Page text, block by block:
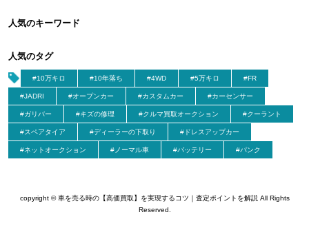
人気のキーワード
人気のタグ
#10万キロ #10年落ち #4WD #5万キロ #FR
#JADRI #オープンカー #カスタムカー #カーセンサー
#ガリバー #キズの修理 #クルマ買取オークション #クーラント
#スペアタイア #ディーラーの下取り #ドレスアップカー
#ネットオークション #ノーマル車 #バッテリー #パンク
copyright © 車を売る時の【高価買取】を実現するコツ｜査定ポイントを解説 All Rights
Reserved.